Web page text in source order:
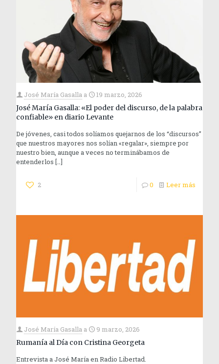
José María Gasalla a
19 marzo, 2026
José María Gasalla: «El poder del discurso, de la palabra
confiable» en diario Levante
De jóvenes, casi todos solíamos quejarnos de los “discursos”
que nuestros mayores nos solían «regalar», siempre por
nuestro bien, aunque a veces no terminábamos de
entenderlos […]
2 0 Leer más
José María Gasalla a
9 marzo, 2026
Rumanía al Día con Cristina Georgeta
Entrevista a José María en Radio Libertad.